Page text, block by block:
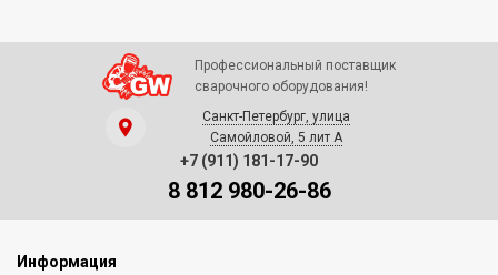
Профессиональный поставщик
сварочного оборудования!
Санкт-Петербург, улица
Самойловой, 5 лит А
+7 (911) 181-17-90
8 812 980-26-86
Информация